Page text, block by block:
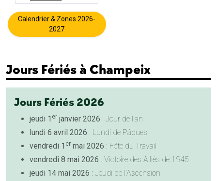
Calendrier & Zones 2026-
2027
Jours Fériés à Champeix
Jours Fériés 2026
jeudi 1 er janvier 2026 : Jour de l'an
lundi 6 avril 2026 : Lundi de Pâques
vendredi 1 er mai 2026 : Fête du Travail
vendredi 8 mai 2026 : Victoire des Alliés de 1945
jeudi 14 mai 2026 : Jeudi de l'Ascension